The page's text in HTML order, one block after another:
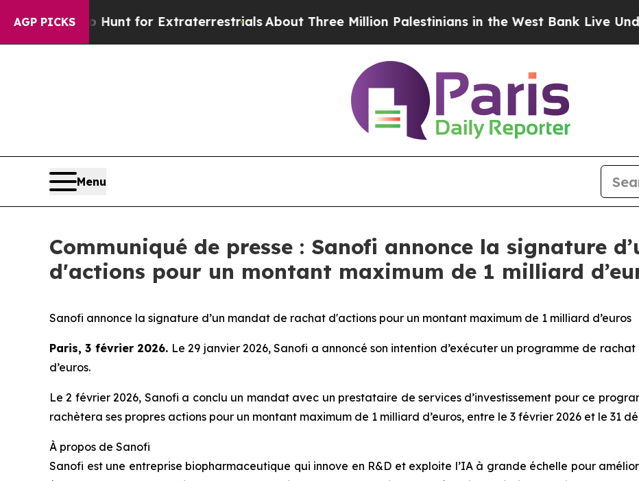
AGP PICKSto Hunt for ExtraterrestrialsAbout Three Million Palestinians in the West Bank Live Under
Menu
Communiqué de presse : Sanofi annonce la signature
d'actions pour un montant maximum de 1 milliard
Sanofi annonce la signature d’un mandat de rachat d'actions pour un montant maximum de 1 milliard d’euros
Paris, 3 février 2026. Le 29 janvier 2026, Sanofi a annoncé son intention d’exécuter un programme de
d’euros.
Le 2 février 2026, Sanofi a conclu un mandat avec un prestataire de services d’investissement pour ce
rachètera ses propres actions pour un montant maximum de 1 milliard d’euros, entre le 3 février 2026 et le 31
À propos de Sanofi
Sanofi est une entreprise biopharmaceutique qui innove en R&D et exploite l’IA à grande échelle pour